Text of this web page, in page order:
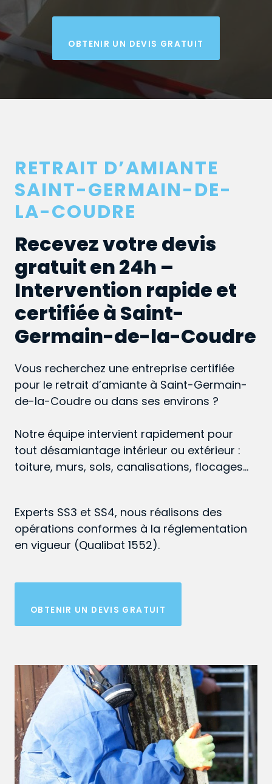
OBTENIR UN DEVIS GRATUIT
RETRAIT D’AMIANTE
SAINT-GERMAIN-DE-
LA-COUDRE
Recevez votre devis
gratuit en 24h –
Intervention rapide et
certifiée à Saint-
Germain-de-la-Coudre
Vous recherchez une entreprise certifiée
pour le retrait d’amiante à Saint-Germain-
de-la-Coudre ou dans ses environs ?
Notre équipe intervient rapidement pour
tout désamiantage intérieur ou extérieur :
toiture, murs, sols, canalisations, flocages…
Experts SS3 et SS4, nous réalisons des
opérations conformes à la réglementation
en vigueur (Qualibat 1552).
OBTENIR UN DEVIS GRATUIT